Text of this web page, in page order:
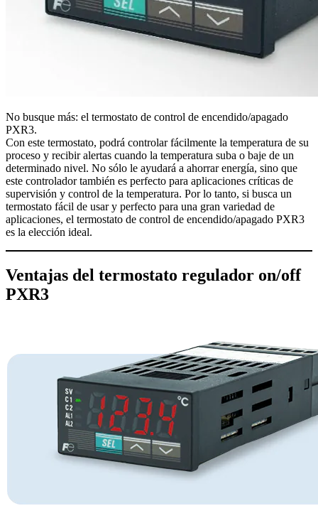
No busque más: el termostato de control de encendido/apagado
PXR3.
Con este termostato, podrá controlar fácilmente la temperatura de su
proceso y recibir alertas cuando la temperatura suba o baje de un
determinado nivel. No sólo le ayudará a ahorrar energía, sino que
este controlador también es perfecto para aplicaciones críticas de
supervisión y control de la temperatura. Por lo tanto, si busca un
termostato fácil de usar y perfecto para una gran variedad de
aplicaciones, el termostato de control de encendido/apagado PXR3
es la elección ideal.
Ventajas del termostato regulador on/off
PXR3